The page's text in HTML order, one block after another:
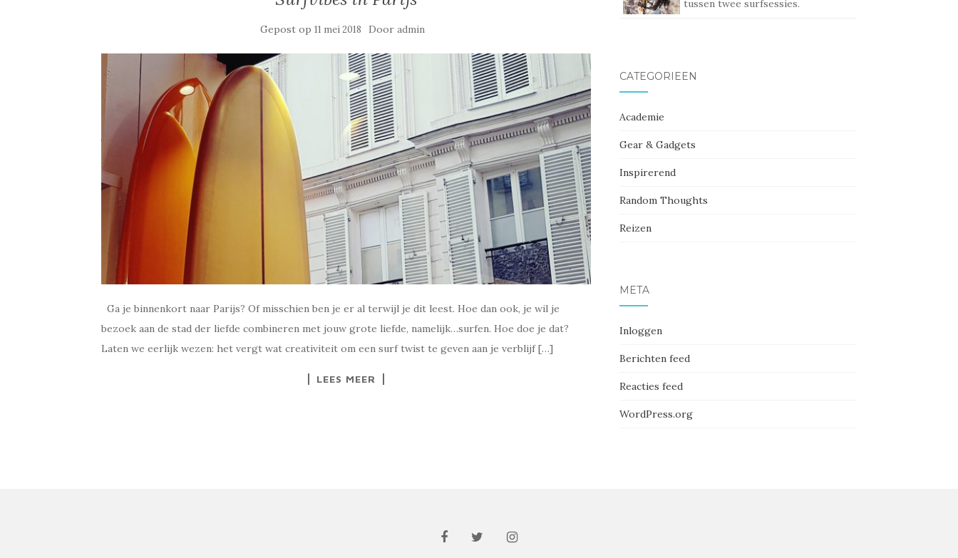
Gepost op 11 mei 2018 Door admin
Ga je binnenkort naar Parijs? Of misschien ben je er al terwijl je dit leest. Hoe dan ook, je wil je
bezoek aan de stad der liefde combineren met jouw grote liefde, namelijk…surfen. Hoe doe je dat?
Laten we eerlijk wezen: het vergt wat creativiteit om een surf twist te geven aan je verblijf […]
LEES MEER
tussen twee surfsessies.
CATEGORIEËN
Academie
Gear & Gadgets
Inspirerend
Random Thoughts
Reizen
META
Inloggen
Berichten feed
Reacties feed
WordPress.org